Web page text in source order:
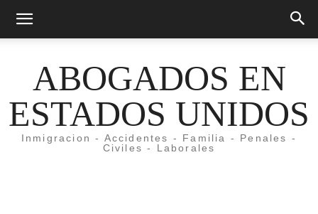
ABOGADOS EN
ESTADOS UNIDOS
Inmigracion - Accidentes - Familia - Penales -
Civiles - Laborales